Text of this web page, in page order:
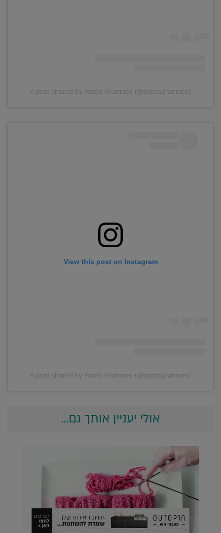
A post shared by Pasta Grannies (@pastagrannies)
View this post on Instagram
A post shared by Pasta Grannies (@pastagrannies)
אולי יעניין אותך גם...